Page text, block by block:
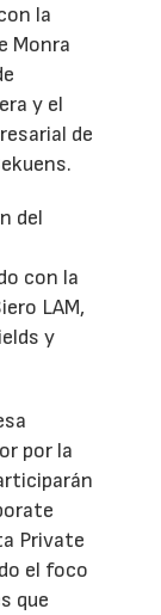
la
Monra
y el
de
del
con la
LAM,
y
por la
Private
el foco
que